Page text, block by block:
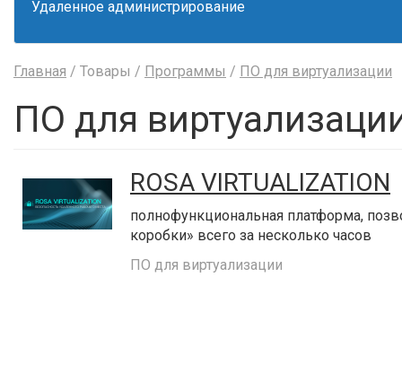
Удаленное администрирование
Главная / Товары / Программы / ПО для виртуализации
ПО для
ROSA VIRTUALIZATION
полнофункциональная платформа,
коробки» всего за несколько часов
ПО для виртуализации